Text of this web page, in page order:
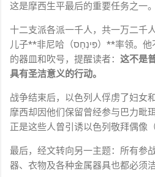
这是摩西生平最后的重要任务之一。
十二支派各派一千人，共一万二千
儿子**非尼哈（פִּינְחָס）**率领。他不仅带着军队，也带着圣所
的器皿和吹号，提醒读者： 这不是
具有圣洁意义的行动。
战争结束后，以色列人俘虏了妇女
摩西却因他们保留曾经参与巴力毗
正是这些人曾引诱以色列敬拜偶像
最后，经文转向另一主题：所有参
器、衣物及各种金属器具也都必须